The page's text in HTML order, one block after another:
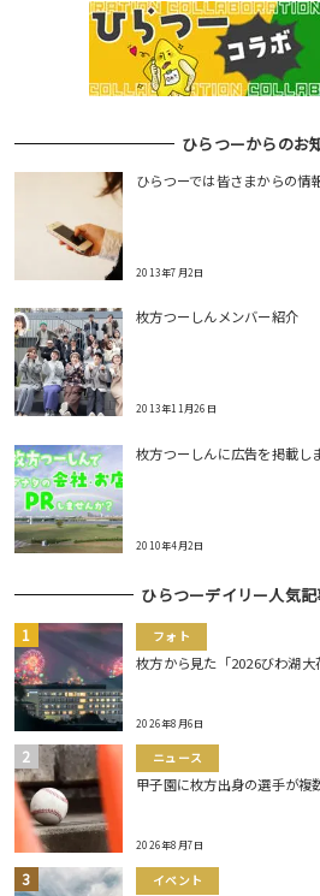
ひらつーからのお
ひらつーでは皆さまからの情
2013年7月2日
枚方つーしんメンバー紹介
2013年11月26日
枚方つーしんに広告を掲載し
2010年4月2日
ひらつーデイリー人気
フォト
枚方から見た「2026びわ湖大
2026年8月6日
ニュース
甲子園に枚方出身の選手が複
2026年8月7日
イベント